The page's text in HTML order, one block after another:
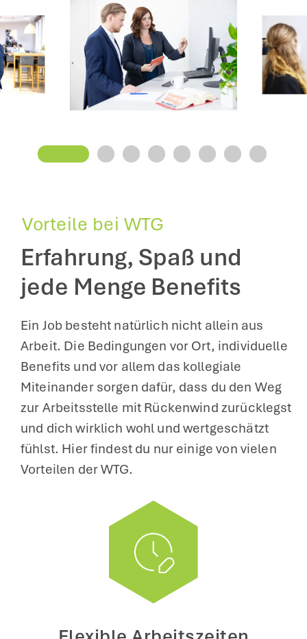
Vorteile bei WTG
Erfahrung, Spaß und
jede Menge Benefits
Ein Job besteht natürlich nicht allein aus
Arbeit. Die Bedingungen vor Ort, individuelle
Benefits und vor allem das kollegiale
Miteinander sorgen dafür, dass du den Weg
zur Arbeitsstelle mit Rückenwind zurücklegst
und dich wirklich wohl und wertgeschätzt
fühlst. Hier findest du nur einige von vielen
Vorteilen der WTG.